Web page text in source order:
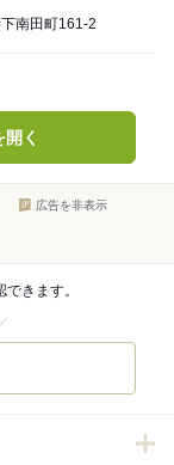
南田町161-2
く
広告を非表示
きます。